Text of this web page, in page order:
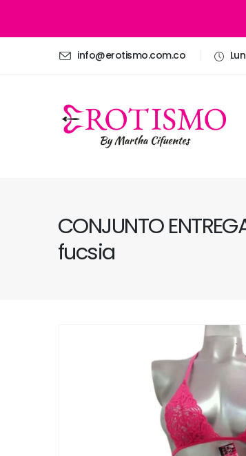
info@erotismo.com.co
CONJUNTO
fucsia